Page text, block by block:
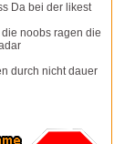
Da bei der likest
noobs ragen die
durch nicht dauer